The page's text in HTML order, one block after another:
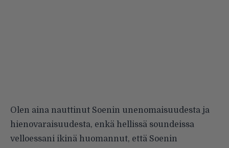
Olen aina nauttinut Soenin unenomaisuudesta ja
hienovaraisuudesta, enkä hellissä soundeissa
velloessani ikinä huomannut, että Soenin